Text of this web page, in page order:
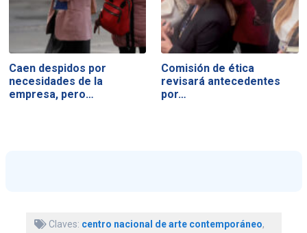
Caen despidos por
necesidades de la
empresa, pero…
Comisión de ética
revisará antecedentes
por…
Claves: centro nacional de arte contemporáneo,